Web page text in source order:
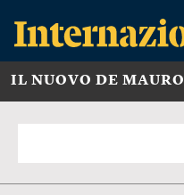
IL NUOVO DE MAURO